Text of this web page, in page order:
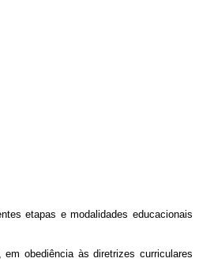
etapas e modalidades educacionais
obediência às diretrizes curriculares